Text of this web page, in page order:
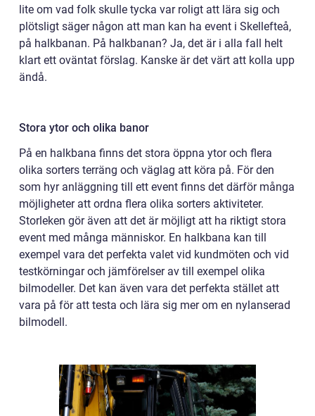
lite om vad folk skulle tycka var roligt att lära sig och
plötsligt säger någon att man kan ha event i Skellefteå,
på halkbanan. På halkbanan? Ja, det är i alla fall helt
klart ett oväntat förslag. Kanske är det värt att kolla upp
ändå.
Stora ytor och olika banor
På en halkbana finns det stora öppna ytor och flera
olika sorters terräng och väglag att köra på. För den
som hyr anläggning till ett event finns det därför många
möjligheter att ordna flera olika sorters aktiviteter.
Storleken gör även att det är möjligt att ha riktigt stora
event med många människor. En halkbana kan till
exempel vara det perfekta valet vid kundmöten och vid
testkörningar och jämförelser av till exempel olika
bilmodeller. Det kan även vara det perfekta stället att
vara på för att testa och lära sig mer om en nylanserad
bilmodell.